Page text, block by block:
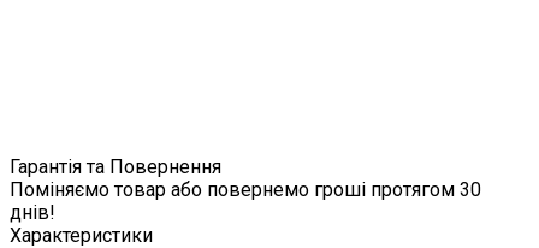
Гарантія та Повернення
Поміняємо товар або повернемо гроші протягом 30
днів!
Характеристики